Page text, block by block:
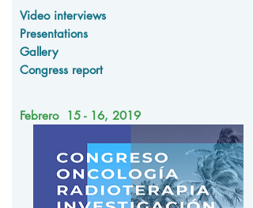
Video interviews
Presentations
Gallery
Congress report
Febrero 15 - 16, 2019